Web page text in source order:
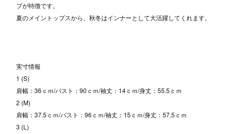
ブが特徴です。
夏のメイントップスから、秋冬はインナーとして大活躍してくれます。
実寸情報
1 (S)
肩幅：36ｃｍ/バスト：90ｃｍ/袖丈：14ｃｍ/身丈：55.5ｃｍ
2 (M)
肩幅：37.5ｃｍ/バスト：96ｃｍ/袖丈：15ｃｍ/身丈：57.5ｃｍ
3 (L)